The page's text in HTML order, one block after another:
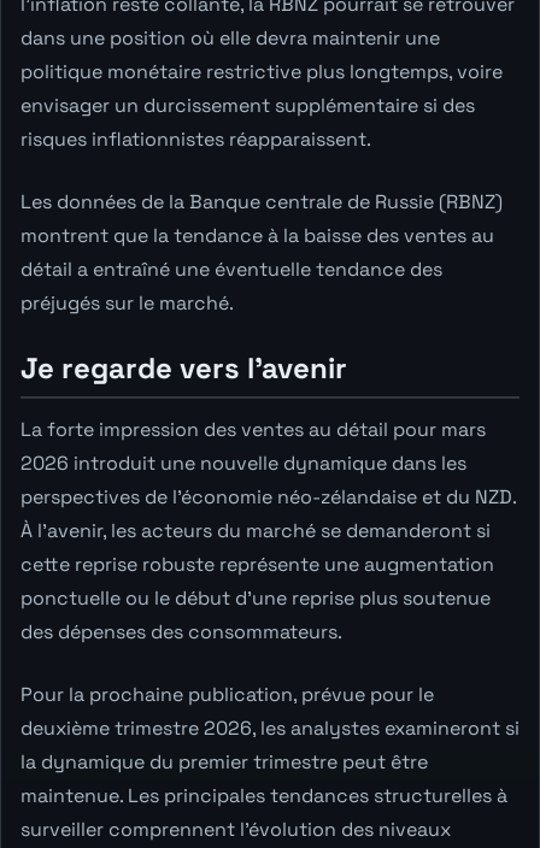
dans une position où elle devra maintenir une
politique monétaire restrictive plus longtemps, voire
envisager un durcissement supplémentaire si des
risques inflationnistes réapparaissent.
Les données de la Banque centrale de Russie (RBNZ)
montrent que la tendance à la baisse des ventes au
détail a entraîné une éventuelle tendance des
préjugés sur le marché.
Je regarde vers l'avenir
La forte impression des ventes au détail pour mars
2026 introduit une nouvelle dynamique dans les
perspectives de l'économie néo-zélandaise et du NZD.
À l'avenir, les acteurs du marché se demanderont si
cette reprise robuste représente une augmentation
ponctuelle ou le début d'une reprise plus soutenue
des dépenses des consommateurs.
Pour la prochaine publication, prévue pour le
deuxième trimestre 2026, les analystes examineront si
la dynamique du premier trimestre peut être
maintenue. Les principales tendances structurelles à
surveiller comprennent l'évolution des niveaux